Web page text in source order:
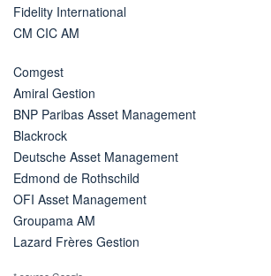
Fidelity International
CM CIC AM
Comgest
Amiral Gestion
BNP Paribas Asset Management
Blackrock
Deutsche Asset Management
Edmond de Rothschild
OFI Asset Management
Groupama AM
Lazard Frères Gestion